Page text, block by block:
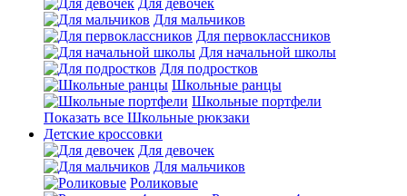
Для девочек
Для мальчиков
Для первоклассников
Для начальной школы
Для подростков
Школьные ранцы
Школьные портфели
Показать все Школьные рюкзаки
Детские кроссовки
Для девочек
Для мальчиков
Роликовые